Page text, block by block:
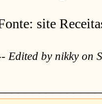
site
Edited by nikky on